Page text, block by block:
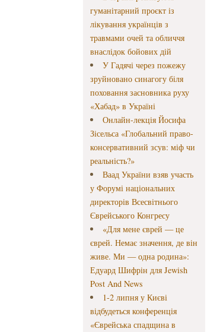
гуманітарний проєкт із
лікування українців з
травмами очей та обличчя
внаслідок бойових дій
У Гадячі через пожежу
зруйновано синагогу біля
поховання засновника руху
«Хабад» в Україні
Онлайн-лекція Йосифа
Зісельса «Глобальний право-
консервативний зсув: міф чи
реальність?»
Ваад України взяв участь
у Форумі національних
директорів Всесвітнього
Єврейського Конгресу
«Для мене єврей — це
єврей. Немає значення, де він
живе. Ми — одна родина»:
Едуард Шифрін для Jewish
Post And News
1-2 липня у Києві
відбудеться конференція
«Єврейська спадщина в